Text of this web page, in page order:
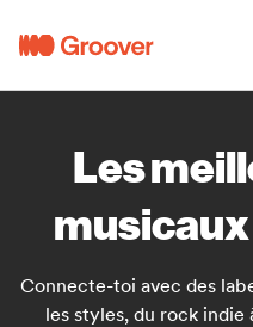
Les
Connecte-toi avec des
les styles, du rock indie